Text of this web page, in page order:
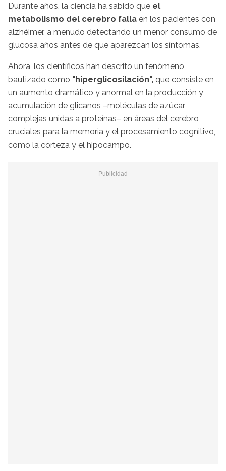
Durante años, la ciencia ha sabido que el
metabolismo del cerebro falla en los pacientes con
alzhéimer, a menudo detectando un menor consumo de
glucosa años antes de que aparezcan los síntomas.
Ahora, los científicos han descrito un fenómeno
bautizado como "hiperglicosilación", que consiste en
un aumento dramático y anormal en la producción y
acumulación de glicanos –moléculas de azúcar
complejas unidas a proteínas– en áreas del cerebro
cruciales para la memoria y el procesamiento cognitivo,
como la corteza y el hipocampo.